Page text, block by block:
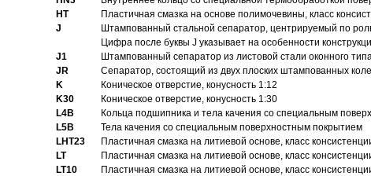
HT
Пластичная смазка на основе полимочевины, класс
J
Штампованный стальной сепаратор, центрируемый по
Цифра после буквы J указывает на особенности
J1
Штампованный сепаратор из листовой стали оконного
JR
Сепаратор, состоящий из двух плоских штампованных
K
Коническое отверстие, конусность 1:12
K30
Коническое отверстие, конусность 1:30
L4B
Кольца подшипника и тела качения со специальным
L5B
Тела качения со специальным поверхностным покрытием
LHT23
Пластичная смазка на литиевой основе, класс
LT
Пластичная смазка на литиевой основе, класс
LT10
Пластичная смазка на литиевой основе, класс